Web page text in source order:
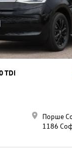
TDI
Порше
1186